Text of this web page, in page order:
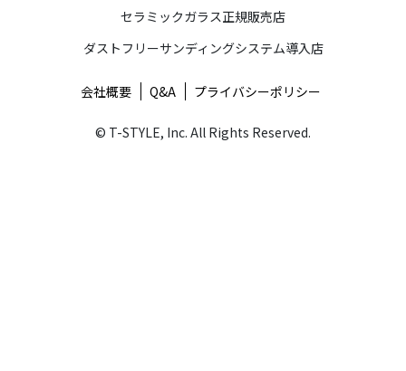
セラミックガラス正規販売店
ダストフリーサンディングシステム導入店
会社概要 Q&A プライバシーポリシー
© T-STYLE, Inc. All Rights Reserved.